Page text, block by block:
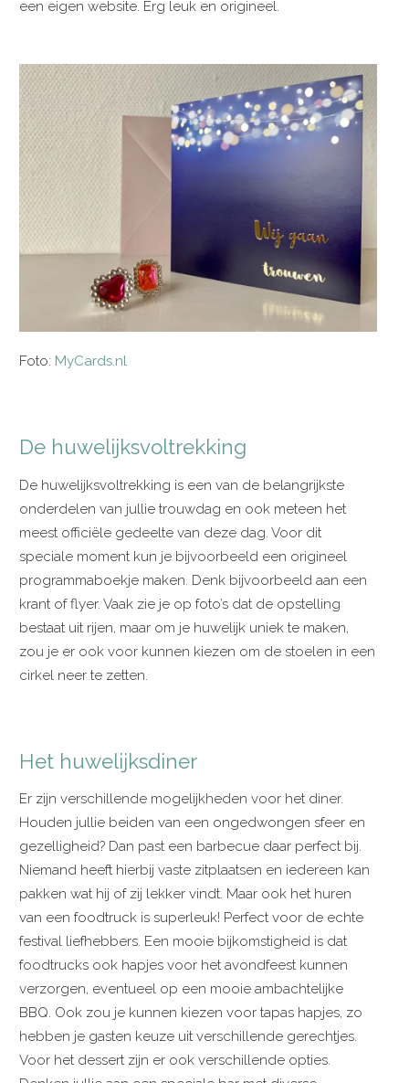
een eigen website. Erg leuk en origineel.
Foto: MyCards.nl
De huwelijksvoltrekking
De huwelijksvoltrekking is een van de belangrijkste
onderdelen van jullie trouwdag en ook meteen het
meest officiële gedeelte van deze dag. Voor dit
speciale moment kun je bijvoorbeeld een origineel
programmaboekje maken. Denk bijvoorbeeld aan een
krant of flyer. Vaak zie je op foto’s dat de opstelling
bestaat uit rijen, maar om je huwelijk uniek te maken,
zou je er ook voor kunnen kiezen om de stoelen in een
cirkel neer te zetten.
Het huwelijksdiner
Er zijn verschillende mogelijkheden voor het diner.
Houden jullie beiden van een ongedwongen sfeer en
gezelligheid? Dan past een barbecue daar perfect bij.
Niemand heeft hierbij vaste zitplaatsen en iedereen kan
pakken wat hij of zij lekker vindt. Maar ook het huren
van een foodtruck is superleuk! Perfect voor de echte
festival liefhebbers. Een mooie bijkomstigheid is dat
foodtrucks ook hapjes voor het avondfeest kunnen
verzorgen, eventueel op een mooie ambachtelijke
BBQ. Ook zou je kunnen kiezen voor tapas hapjes, zo
hebben je gasten keuze uit verschillende gerechtjes.
Voor het dessert zijn er ook verschillende opties.